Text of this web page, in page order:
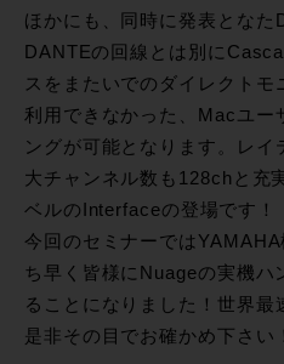
ほかにも、同時に発表となた
DANTEの回線とは別に
スをまたいでのダイレクト
利用できなかった、Macユー
ングが可能となります。レ
大チャンネル数も128chと充
ベルのInterfaceの登場です！
今回のセミナーでは
ち早く皆様にNuageの実機ハ
ることになりました！世界最
是非その目でお確かめ下さい！